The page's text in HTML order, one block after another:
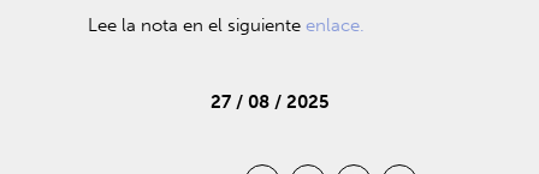
Lee la nota en el siguienteenlace.
27 / 08 / 2025